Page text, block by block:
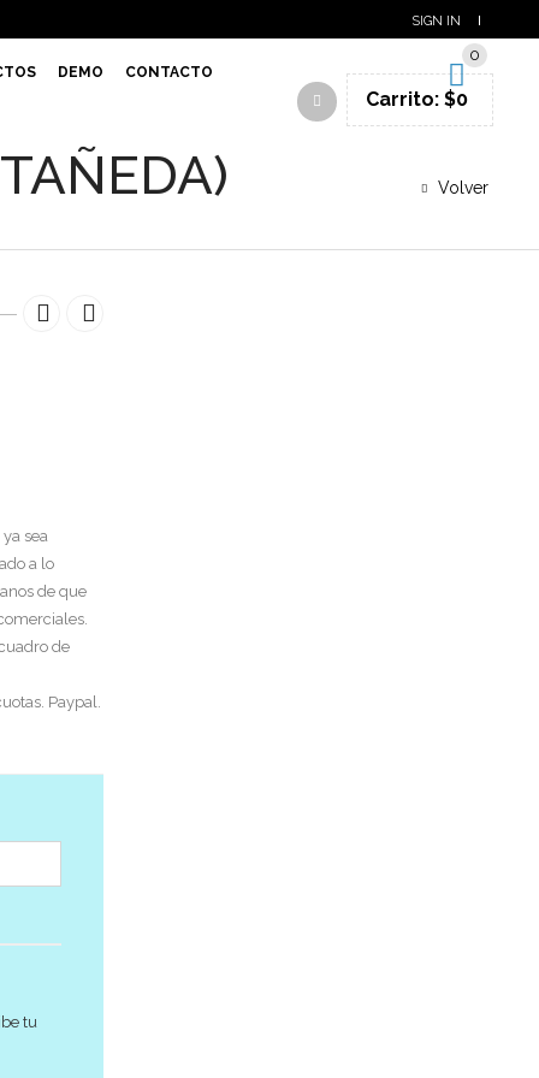
SIGN IN
DEMO CONTACTO
0
Carrito: $0
Volver
sea
a lo
de que
de
Paypal.
tu